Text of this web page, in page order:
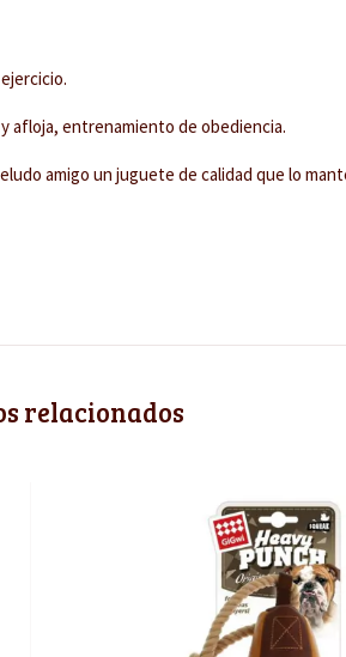
afloja, entrenamiento de obediencia.
amigo un juguete de calidad que lo
relacionados